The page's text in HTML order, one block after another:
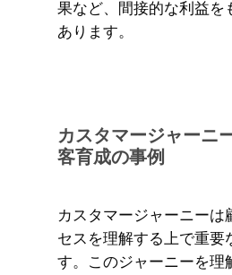
果など、間接的な利益を
あります。
カスタマージャーニ
客育成の事例
カスタマージャーニーは
セスを理解する上で重要
す。このジャーニーを理